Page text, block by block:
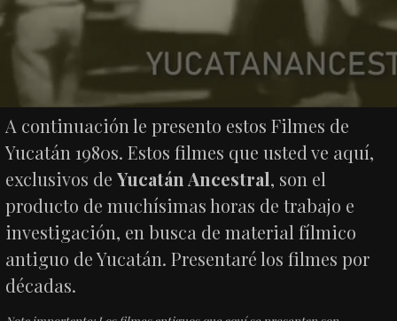
A continuación le presento estos Filmes de
Yucatán 1980s. Estos filmes que usted ve aquí,
exclusivos deYucatán Ancestral, son el
producto de muchísimas horas de trabajo e
investigación, en busca de material fílmico
antiguo de Yucatán. Presentaré los filmes por
décadas.